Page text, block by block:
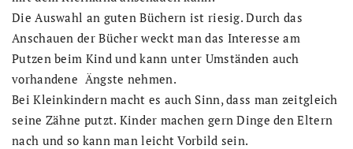
Die Auswahl an guten Büchern ist riesig. Durch das
Anschauen der Bücher weckt man das Interesse am
Putzen beim Kind und kann unter Umständen auch
vorhandene Ängste nehmen.
Bei Kleinkindern macht es auch Sinn, dass man zeitgleich
seine Zähne putzt. Kinder machen gern Dinge den Eltern
nach und so kann man leicht Vorbild sein.